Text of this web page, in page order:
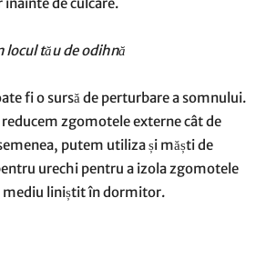
locul tău de odihnă
fi o sursă de perturbare a somnului.
zgomotele externe cât de
putem utiliza și măști de
urechi pentru a izola zgomotele
mediu liniștit în dormitor.